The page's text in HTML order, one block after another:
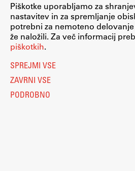
Piškotke uporabljamo za
nastavitev in za spremljanje
potrebni za nemoteno
že naložili. Za več informacij
piškotkih.
SPREJMI VSE
ZAVRNI VSE
PODROBNO